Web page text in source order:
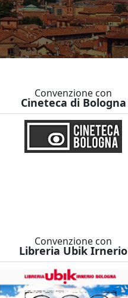
Convenzione con
Cineteca di Bologna
Convenzione con
Libreria Ubik Irnerio